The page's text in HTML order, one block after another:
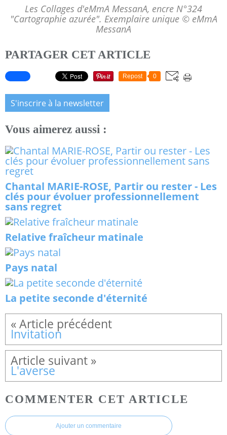
Les Collages d'eMmA MessanA, encre N°324
"Cartographie azurée". Exemplaire unique © eMmA
MessanA
PARTAGER CET ARTICLE
Repost 0
S'inscrire à la newsletter
Vous aimerez aussi :
Chantal MARIE-ROSE, Partir ou rester - Les
clés pour évoluer professionnellement
sans regret
Relative fraîcheur matinale
Pays natal
La petite seconde d'éternité
Invitation
L'averse
COMMENTER CET ARTICLE
Ajouter un commentaire